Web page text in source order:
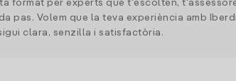
format per experts que t'escolten,
pas. Volem que la teva experiència amb
clara, senzilla i satisfactòria.